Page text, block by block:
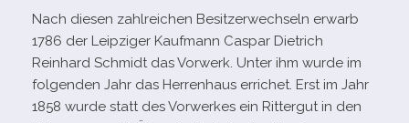
Nach die­sen zahl­rei­chen Besitzerwechseln erwarb
1786 der Leipziger Kaufmann Caspar Dietrich
Reinhard Schmidt das Vorwerk. Unter ihm wurde im
fol­gen­den Jahr das Herrenhaus erri­chet. Erst im Jahr
1858 wurde statt des Vorwerkes ein Rittergut in den